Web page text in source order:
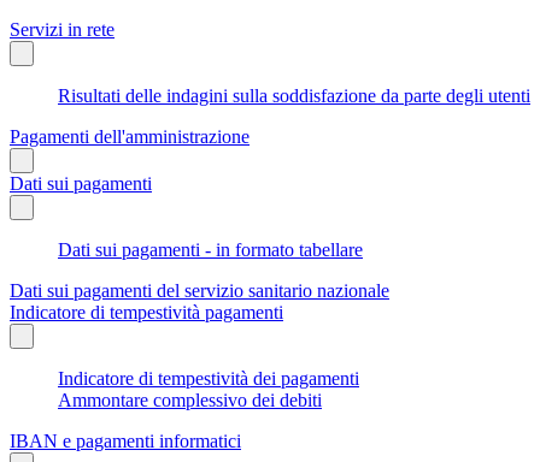
Servizi in rete
Risultati delle indagini sulla soddisfazione da parte degli utenti
Pagamenti dell'amministrazione
Dati sui pagamenti
Dati sui pagamenti - in formato tabellare
Dati sui pagamenti del servizio sanitario nazionale
Indicatore di tempestività pagamenti
Indicatore di tempestività dei pagamenti
Ammontare complessivo dei debiti
IBAN e pagamenti informatici